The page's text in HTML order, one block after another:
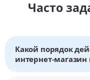
Часто
Какой порядок
интернет-магазин